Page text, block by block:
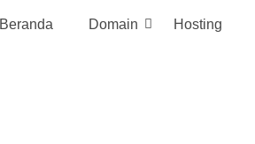
Beranda Domain Hosting